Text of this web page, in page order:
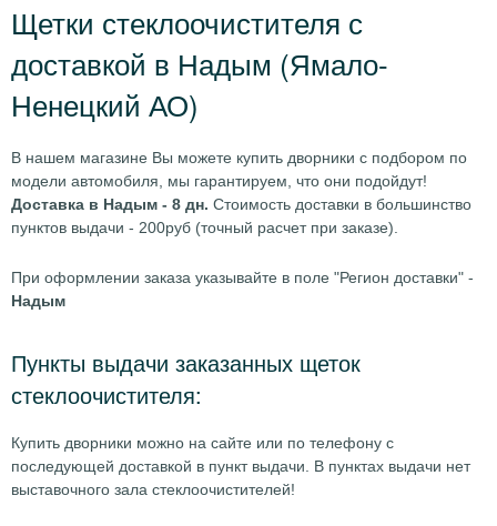
Щетки стеклоочистителя с
доставкой в Надым (Ямало-
Ненецкий АО)
В нашем магазине Вы можете купить дворники с подбором по
модели автомобиля, мы гарантируем, что они подойдут!
Доставка в Надым - 8 дн. Стоимость доставки в большинство
пунктов выдачи - 200руб (точный расчет при заказе).
При оформлении заказа указывайте в поле "Регион доставки" -
Надым
Пункты выдачи заказанных щеток
стеклоочистителя:
Купить дворники можно на сайте или по телефону с
последующей доставкой в пункт выдачи. В пунктах выдачи нет
выставочного зала стеклоочистителей!